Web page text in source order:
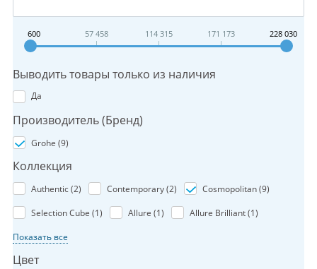
600 57 458 114 315 171 173 228 030
Выводить товары только из наличия
Да
Производитель (Бренд)
Grohe (9)
Коллекция
Authentic (2) Contemporary (2) Cosmopolitan (9)
Selection Cube (1) Allure (1) Allure Brilliant (1)
Показать все
Цвет